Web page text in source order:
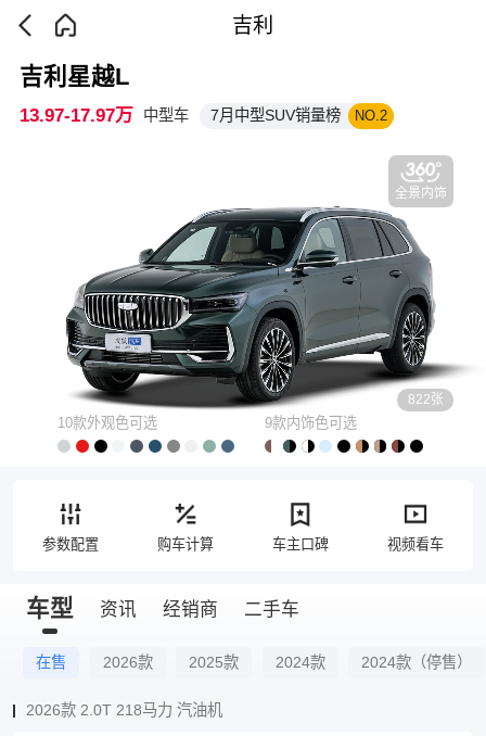
吉利
全景内饰
822张
吉利星越L
13.97-17.97万 中型车 7月中型SUV销量榜 NO.2
10款外观色可选 9款内饰色可选
参数配置 购车计算 车主口碑 视频看车
车型 资讯 经销商 二手车
在售 2026款 2025款 2024款 2024款（停售）
2026款 2.0T 218马力 汽油机